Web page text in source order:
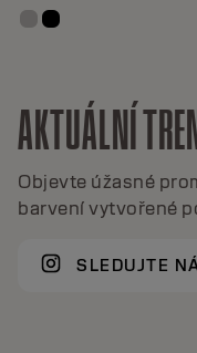
AKTUÁLNÍ
Objevte úžasné
barvení vytvořené
SLEDUJTE